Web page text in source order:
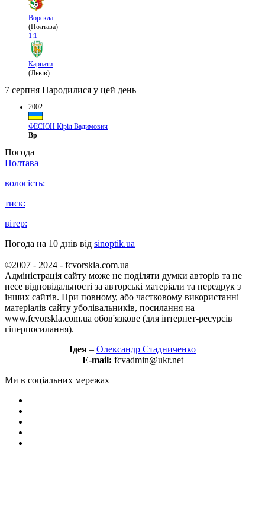
Ворскла
(Полтава)
1:1
Карпати
(Львів)
7 серпня Народилися у цей день
2002
ФЕСЮН Кіріл Вадимович
Вр
Погода
Полтава
вологість:
тиск:
вітер:
Погода на 10 днів від sinoptik.ua
©2007 - 2024 - fcvorskla.com.ua
Адміністрація сайту може не поділяти думки авторів та не
несе відповідальності за авторські матеріали та передрук з
інших сайтів. При повному, або частковому використанні
матеріалів сайту уболівальників, посилання на
www.fcvorskla.com.ua обов'язкове (для інтернет-ресурсів
гіперпосилання).
Ідея – Олександр Стадниченко
E-mail: fcvadmin@ukr.net
Ми в соціальних мережах